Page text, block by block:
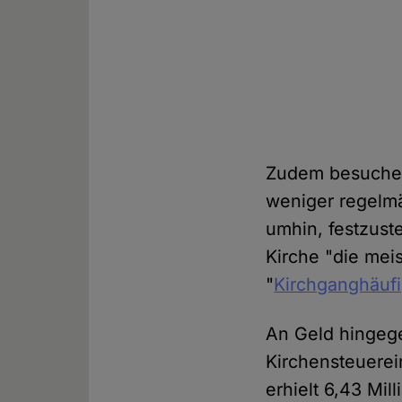
Zudem
weniger
umhin,
Kirche "die
"
An Geld
erhielt 6,43